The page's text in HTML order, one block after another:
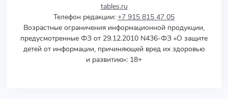
tables.ru
Телефон редакции: +7 915 815 47 05
Возрастные ограничения информационной продукции,
предусмотренные ФЗ от 29.12.2010 N436-ФЗ «О защите
детей от информации, причиняющей вред их здоровью
и развитию»: 18+